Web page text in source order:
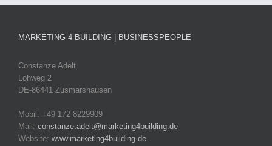
MARKETING 4 BUILDING | BUSINESSPEOPLE
Constanze Adelt
Lohweg 2
DE-86441 Zusmarshausen
Mobil: +49 172 8229909
Mail: constanze.adelt@marketing4building.de
Website: www.marketing4building.de